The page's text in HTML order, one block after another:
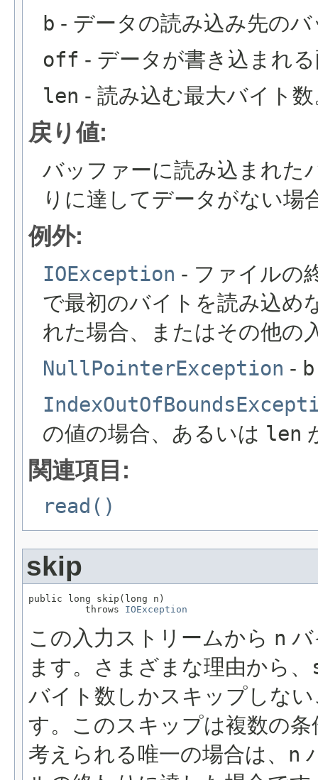
b - データの読み込み先の
off - データが書き込まれ
len - 読み込む最大バイト
戻り値:
バッファーに読み込まれた
りに達してデータがない場
例外:
IOException - ファイルの
で最初のバイトを読み込め
れた場合、またはその他の
NullPointerException - b
の値の場合、あるいは len
関連項目:
read()
skip
public long skip(long n)
          throws
IOException
この入力ストリームから n
ます。さまざまな理由から、
バイト数しかスキップしな
す。このスキップは複数の
考えられる唯一の場合は、 n